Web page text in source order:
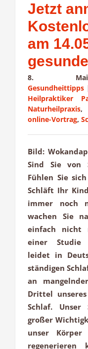
Jetzt
am
8.
Gesundheittipps
Heilpraktiker
Naturheilpraxis
online-Vortrag,
Bild:
Sind Sie von
Fühlen Sie
Schläft Ihr
immer noch
wachen Sie
einfach nicht
einer Studie
leidet in
ständigen
an
Drittel
Schlaf.
großer
unser
regenerieren